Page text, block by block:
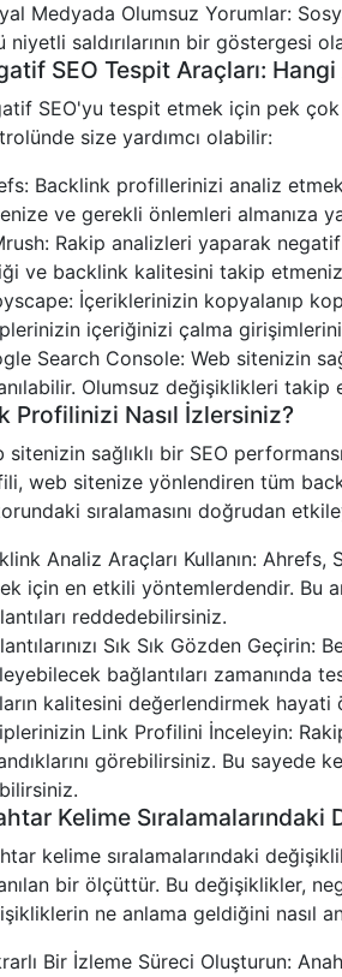
Medyada Olumsuz Yorumlar:
niyetli saldırılarının bir göstergesi
SEO Tespit Araçları: Hangi
SEO'yu tespit etmek için pek
size yardımcı olabilir:
Backlink profillerinizi analiz
ve gerekli önlemleri almanıza
Rakip analizleri yaparak
ve backlink kalitesini takip
İçeriklerinizin kopyalanıp
içeriğinizi çalma
Search Console: Web sitenizin
Olumsuz değişiklikleri takip
Profilinizi Nasıl İzlersiniz?
sitenizin sağlıklı bir SEO
web sitenize yönlendiren tüm
sıralamasını doğrudan
Analiz Araçları Kullanın:
için en etkili yöntemlerdendir. Bu
reddedebilirsiniz.
Sık Sık Gözden
bağlantıları zamanında
kalitesini değerlendirmek hayati
Link Profilini İnceleyin:
görebilirsiniz. Bu sayede
Kelime
kelime sıralamalarındaki
bir ölçüttür. Bu değişiklikler,
ne anlama geldiğini nasıl
Bir İzleme Süreci Oluşturun: